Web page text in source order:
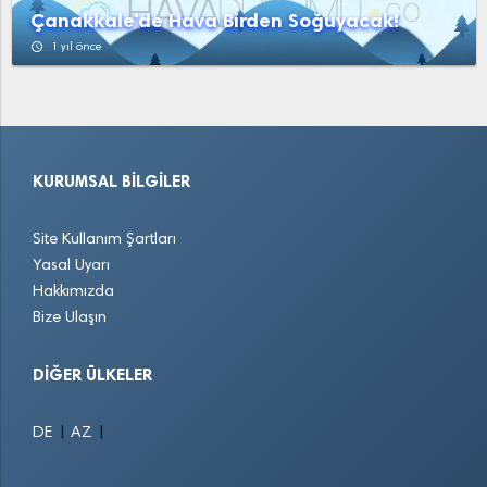
Çanakkale'de Hava Birden Soğuyacak!
access_time 1 yıl önce
KURUMSAL BILGILER
Site Kullanım Şartları
Yasal Uyarı
Hakkımızda
Bize Ulaşın
DIĞER ÜLKELER
DE AZ